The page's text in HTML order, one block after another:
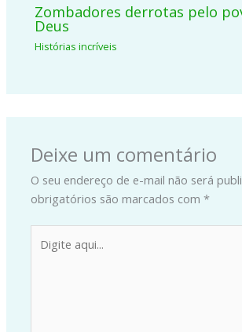
Zombadores derrotas pelo
Deus
Histórias incríveis
Deixe um comentário
O seu endereço de e-mail não será
obrigatórios são marcados com*
aqui...